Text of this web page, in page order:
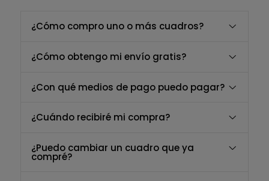
¿Cómo compro uno o más cuadros?
¿Cómo obtengo mi envío gratis?
¿Con qué medios de pago puedo pagar?
¿Cuándo recibiré mi compra?
¿Puedo cambiar un cuadro que ya
compré?